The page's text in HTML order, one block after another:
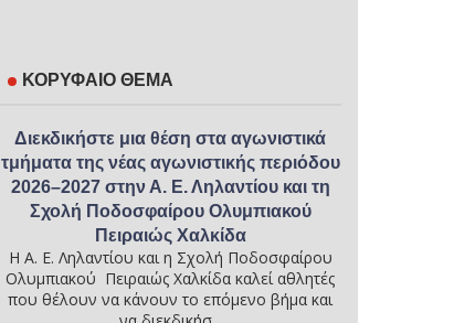
ΚΟΡΥΦΑΙΟ ΘΕΜΑ
Διεκδικήστε μια θέση στα αγωνιστικά
τμήματα της νέας αγωνιστικής περιόδου
2026–2027 στην Α. Ε. Ληλαντίου και τη
Σχολή Ποδοσφαίρου Ολυμπιακού
Πειραιώς Χαλκίδα
Η Α. Ε. Ληλαντίου και η Σχολή Ποδοσφαίρου
Ολυμπιακού Πειραιώς Χαλκίδα καλεί αθλητές
που θέλουν να κάνουν το επόμενο βήμα και